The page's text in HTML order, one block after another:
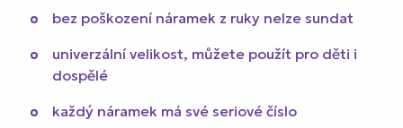
bez poškození náramek z ruky nelze sundat
univerzální velikost, můžete použít pro děti i
dospělé
každý náramek má své seriové číslo